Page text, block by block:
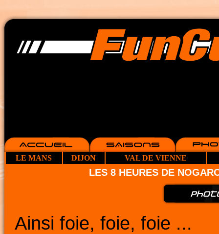
LE MANS DIJON VAL DE VIENNE
LES 8 HEURES DE
Ainsi foie, foie, foie ...